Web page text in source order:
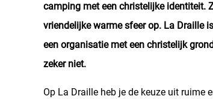
camping met een christelijke identiteit.
vriendelijke warme sfeer op. La Draille
een organisatie met een christelijk
zeker niet.
Op La Draille heb je de keuze uit ruime